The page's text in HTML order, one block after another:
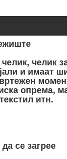
челик
и имаат
опрема,
итн.
се загрее